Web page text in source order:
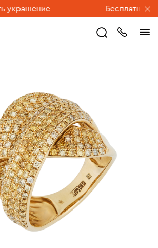
Бесплатная